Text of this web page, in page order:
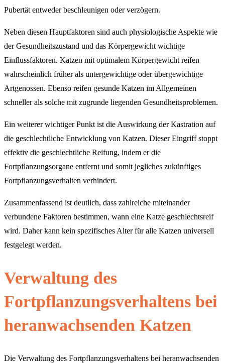
Pubertät entweder beschleunigen oder verzögern.
Neben diesen Hauptfaktoren sind auch physiologische Aspekte wie
der Gesundheitszustand und das Körpergewicht wichtige
Einflussfaktoren. Katzen mit optimalem Körpergewicht reifen
wahrscheinlich früher als untergewichtige oder übergewichtige
Artgenossen. Ebenso reifen gesunde Katzen im Allgemeinen
schneller als solche mit zugrunde liegenden Gesundheitsproblemen.
Ein weiterer wichtiger Punkt ist die Auswirkung der Kastration auf
die geschlechtliche Entwicklung von Katzen. Dieser Eingriff stoppt
effektiv die geschlechtliche Reifung, indem er die
Fortpflanzungsorgane entfernt und somit jegliches zukünftiges
Fortpflanzungsverhalten verhindert.
Zusammenfassend ist deutlich, dass zahlreiche miteinander
verbundene Faktoren bestimmen, wann eine Katze geschlechtsreif
wird. Daher kann kein spezifisches Alter für alle Katzen universell
festgelegt werden.
Verwaltung des
Fortpflanzungsverhaltens bei
heranwachsenden Katzen
Die Verwaltung des Fortpflanzungsverhaltens bei heranwachsenden